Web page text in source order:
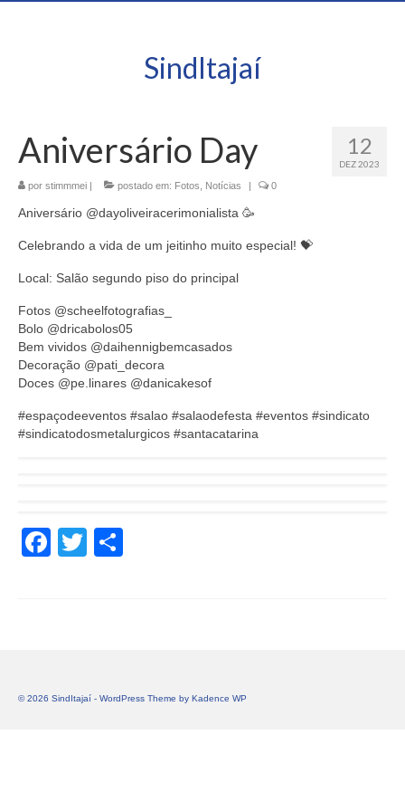
SindItajaí
12
DEZ 2023
Aniversário Day
por stimmmei | postado em: Fotos Notícias | 0
Aniversário @dayoliveiracerimonialista 🥳
Celebrando a vida de um jeitinho muito especial! 💝
Local: Salão segundo piso do principal
Fotos @scheelfotografias_
Bolo @dricabolos05
Bem vividos @daihennigbemcasados
Decoração @pati_decora
Doces @pe.linares @danicakesof
#espaçodeeventos #salao #salaodefesta #eventos #sindicato
#sindicatodosmetalurgicos #santacatarina
Facebook
Twitter
© 2026 SindItajaí - WordPress Theme by Kadence WP